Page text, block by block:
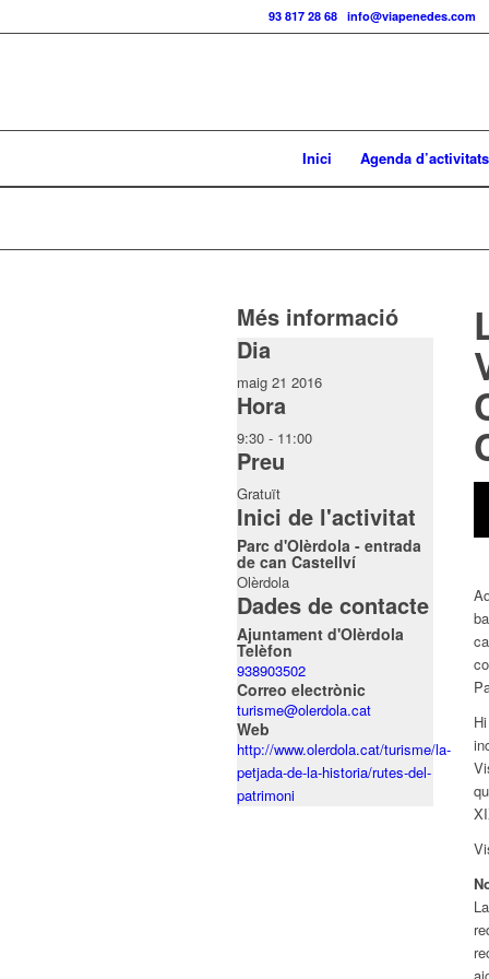
93 817 28 68 info@viapenedes.com
Inici Agenda d’activitats
Més informació
Dia
maig 21 2016
Hora
9:30 - 11:00
Preu
Gratuït
Inici de l'activitat
Parc d'Olèrdola - entrada
de can Castellví
Olèrdola
Dades de contacte
Ajuntament d'Olèrdola
Telèfon
938903502
Correo electrònic
turisme@olerdola.cat
Web
http://www.olerdola.cat/turisme/la-
petjada-de-la-historia/rutes-del-
patrimoni